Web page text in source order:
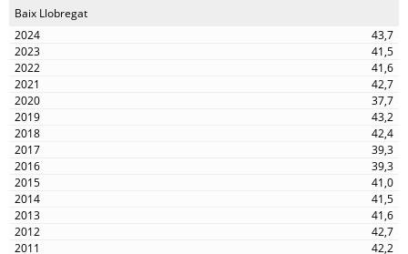
Baix Llobregat
43,7
41,5
41,6
42,7
37,7
43,2
42,4
39,3
39,3
41,0
41,5
41,6
42,7
42,2